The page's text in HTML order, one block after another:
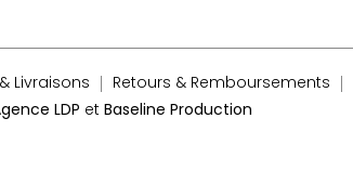
Livraisons Retours & Remboursements
LDP etBaseline Production